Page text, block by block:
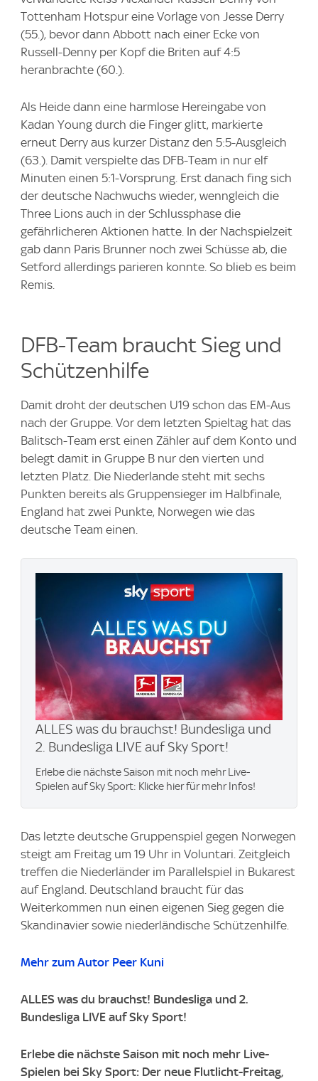
Tottenham Hotspur eine Vorlage von Jesse Derry
(55.), bevor dann Abbott nach einer Ecke von
Russell-Denny per Kopf die Briten auf 4:5
heranbrachte (60.).
Als Heide dann eine harmlose Hereingabe von
Kadan Young durch die Finger glitt, markierte
erneut Derry aus kurzer Distanz den 5:5-Ausgleich
(63.). Damit verspielte das DFB-Team in nur elf
Minuten einen 5:1-Vorsprung. Erst danach fing sich
der deutsche Nachwuchs wieder, wenngleich die
Three Lions auch in der Schlussphase die
gefährlicheren Aktionen hatte. In der Nachspielzeit
gab dann Paris Brunner noch zwei Schüsse ab, die
Setford allerdings parieren konnte. So blieb es beim
Remis.
DFB-Team braucht Sieg und
Schützenhilfe
Damit droht der deutschen U19 schon das EM-Aus
nach der Gruppe. Vor dem letzten Spieltag hat das
Balitsch-Team erst einen Zähler auf dem Konto und
belegt damit in Gruppe B nur den vierten und
letzten Platz. Die Niederlande steht mit sechs
Punkten bereits als Gruppensieger im Halbfinale,
England hat zwei Punkte, Norwegen wie das
deutsche Team einen.
ALLES was du brauchst! Bundesliga und
2. Bundesliga LIVE auf Sky Sport!
Erlebe die nächste Saison mit noch mehr Live-
Spielen auf Sky Sport: Klicke hier für mehr Infos!
Das letzte deutsche Gruppenspiel gegen Norwegen
steigt am Freitag um 19 Uhr in Voluntari. Zeitgleich
treffen die Niederländer im Parallelspiel in Bukarest
auf England. Deutschland braucht für das
Weiterkommen nun einen eigenen Sieg gegen die
Skandinavier sowie niederländische Schützenhilfe.
Mehr zum Autor Peer Kuni
ALLES was du brauchst! Bundesliga und 2.
Bundesliga LIVE auf Sky Sport!
Erlebe die nächste Saison mit noch mehr Live-
Spielen bei Sky Sport: Der neue Flutlicht-Freitag,